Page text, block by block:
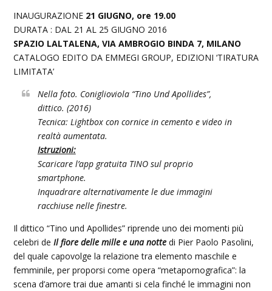
INAUGURAZIONE21 GIUGNO, ore 19.00
DURATA : DAL 21 AL 25 GIUGNO 2016
SPAZIO LALTALENA, VIA AMBROGIO BINDA 7, MILANO
CATALOGO EDITO DA EMMEGI GROUP, EDIZIONI ‘TIRATURA
LIMITATA’
Nella foto. Coniglioviola “Tino Und Apollides”,
dittico. (2016)
Tecnica: Lightbox con cornice in cemento e video in
realtà aumentata.
Istruzioni:
Scaricare l’app gratuita TINO sul proprio
smartphone.
Inquadrare alternativamente le due immagini
racchiuse nelle finestre.
Il dittico “Tino und Apollides” riprende uno dei momenti più
celebri de Il fiore delle mille e una nottedi Pier Paolo Pasolini,
del quale capovolge la relazione tra elemento maschile e
femminile, per proporsi come opera “metapornografica”: la
scena d’amore trai due amanti si cela finché le immagini non